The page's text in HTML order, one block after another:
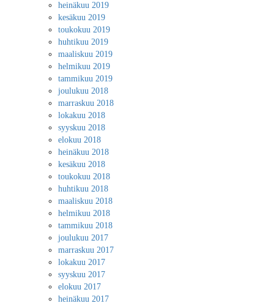
heinäkuu 2019
kesäkuu 2019
toukokuu 2019
huhtikuu 2019
maaliskuu 2019
helmikuu 2019
tammikuu 2019
joulukuu 2018
marraskuu 2018
lokakuu 2018
syyskuu 2018
elokuu 2018
heinäkuu 2018
kesäkuu 2018
toukokuu 2018
huhtikuu 2018
maaliskuu 2018
helmikuu 2018
tammikuu 2018
joulukuu 2017
marraskuu 2017
lokakuu 2017
syyskuu 2017
elokuu 2017
heinäkuu 2017